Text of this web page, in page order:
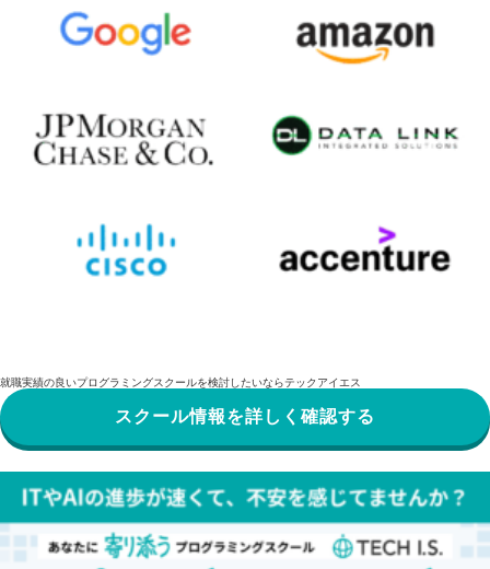
就職実績の良いプログラミングスクールを検討したいならテックアイエス
スクール情報を詳しく確認する